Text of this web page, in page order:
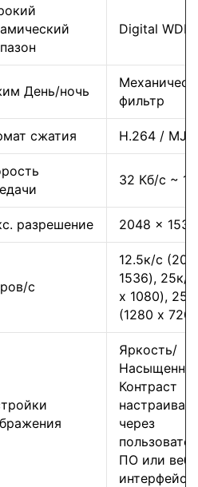
Digital WDR
День/ночь
фильтр
сжатия H.264 /
32 Кб/с ~
разрешение 2048 x 1536
с
12.5к/с
1536), 25к/
x 1080),
(1280 x 720)
Яркость/
Контраст
через
ПО или веб-
интерфейс